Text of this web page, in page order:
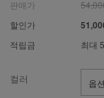
판매가
할인가
적립금 최대
컬러